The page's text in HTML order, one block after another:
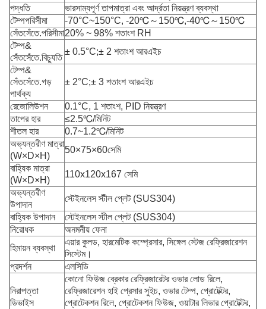
পদ্ধতি
ভারসাম্যপূর্ণ তাপমাত্রা এবং আর্দ্রতা নিয়ন্ত্রণ ব্যবস্থা
টেম্পপরিসীমা
-70°C~150°C, -20℃～150℃,-40℃～150℃
সেঁতসেঁতে.পরিসীমা20% ~ 98% শতাংশ RH
টেম্প&
সেঁতসেঁতে.বিচ্যুতি
± 0.5°C;± 2 শতাংশ আরএইচ
টেম্প&
সেঁতসেঁতে.গড়
পার্থক্য
± 2°C;± 3 শতাংশ আরএইচ
রেজোলিউশন
0.1°C, 1 শতাংশ, PID নিয়ন্ত্রণ
তাপের হার
≤2.5℃/মিনিট
শীতল হার
0.7~1.2℃/মিনিট
অভ্যন্তরীণ মাত্রা
(W×D×H)
50×75×60সেমি
বাহ্যিক মাত্রা
(W×D×H)
110x120x167 সেমি
অভ্যন্তরীণ
উপাদান
স্টেইনলেস স্টীল প্লেট (SUS304)
বাহ্যিক উপাদান
স্টেইনলেস স্টীল প্লেট (SUS304)
নিরোধক
অনমনীয় ফেনা
হিমায়ন ব্যবস্থা
এয়ার কুলড, হারমেটিক কম্প্রেসার, সিঙ্গেল স্টেজ রেফ্রিজারেশন
সিস্টেম।
প্রদর্শন
এলসিডি
নিরাপত্তা
ডিভাইস
কোনো ফিউজ ব্রেকার রেফ্রিজারেটর ওভার লোড রিলে,
রেফ্রিজারেশন হাই প্রেসার সুইচ, ওভার টেম্প, প্রোটেক্টর,
প্রোটেকশন রিলে, প্রোটেকশন ফিউজ, ওয়াটার লিভার প্রোটেক্টর,